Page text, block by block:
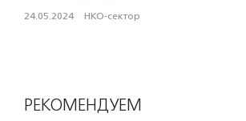
24.05.2024 · НКО-сектор
РЕКОМЕНДУЕМ